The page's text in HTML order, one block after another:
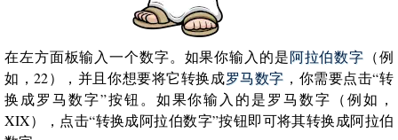
在左方面板输入一个数字。如果你输入的是阿拉伯数字 （例
如，22），并且你想要将它转换成罗马数字 ，你需要点击“转
换成罗马数字”按钮。如果你输入的是罗马数字（例如，
XIX），点击“转换成阿拉伯数字”按钮即可将其转换成阿拉伯